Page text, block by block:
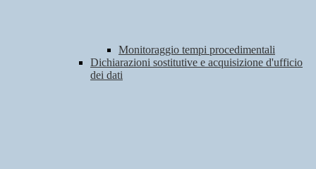
Monitoraggio tempi procedimentali
Dichiarazioni sostitutive e acquisizione d'ufficio
dei dati